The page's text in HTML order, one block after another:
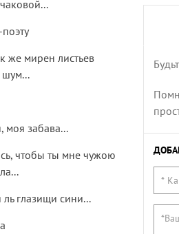
же мирен листьев
шум...
моя забава...
чтобы ты мне чужою
ль глазищи сини...